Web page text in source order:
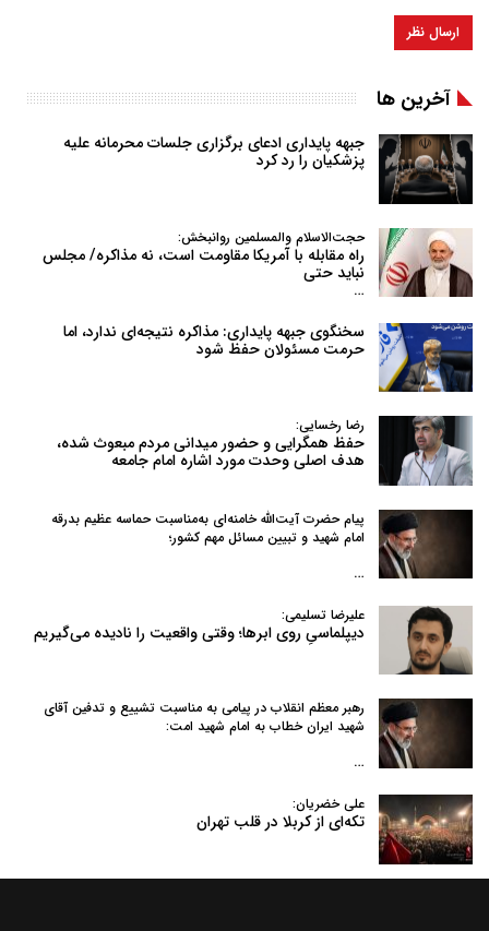
آخرین ها
جبهه پایداری ادعای برگزاری جلسات محرمانه علیه
پزشکیان را رد کرد
حجت‌الاسلام والمسلمین روانبخش:
راه مقابله با آمریکا مقاومت است، نه مذاکره/ مجلس
نباید حتی
…
سخنگوی جبهه پایداری: مذاکره نتیجه‌ای ندارد، اما
حرمت مسئولان حفظ شود
رضا رخسایی:
حفظ همگرایی و حضور میدانی مردم مبعوث شده،
هدف اصلی وحدت مورد اشاره امام جامعه
پیام حضرت آیت‌الله خامنه‌ای به‌مناسبت حماسه عظیم بدرقه
امام شهید و تبیین مسائل مهم کشور؛
…
علیرضا تسلیمی:
دیپلماسیِ روی ابرها؛ وقتی واقعیت را نادیده می‌گیریم
رهبر معظم انقلاب در پیامی به‌ مناسبت تشییع و تدفین آقای
شهید ایران خطاب به امام شهید امت:
…
علی خضریان:
تکه‌ای از کربلا در قلب تهران